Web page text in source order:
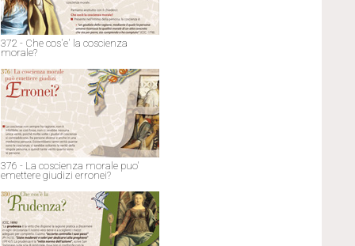
372 - Che cos'e' la coscienza
morale?
376 - La coscienza morale puo'
emettere giudizi erronei?